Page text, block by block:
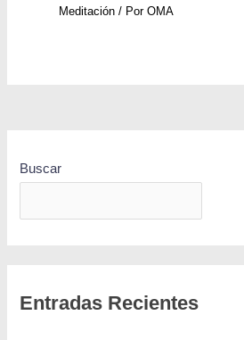
Meditación / PorOMA
Buscar
Entradas Recientes